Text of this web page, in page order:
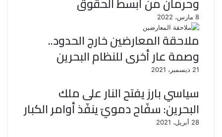
8 مارس، 2022
ملاحقة المعارضين خارج الحدود..
وصمة عار أخرى للنظام البحرين
21 ديسمبر، 2021
سياسي بارز يفتح النار على ملك
البحرين: سفّاح دمويّ ينفّذ أوامر الكبار
28 أبريل، 2021